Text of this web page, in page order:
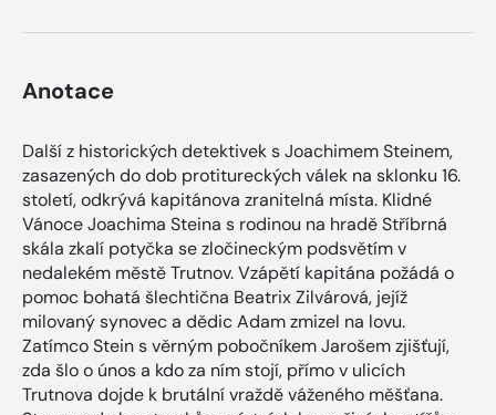
Anotace
Další z historických detektivek s Joachimem Steinem,
zasazených do dob protitureckých válek na sklonku 16.
století, odkrývá kapitánova zranitelná místa. Klidné
Vánoce Joachima Steina s rodinou na hradě Stříbrná
skála zkalí potyčka se zločineckým podsvětím v
nedalekém městě Trutnov. Vzápětí kapitána požádá o
pomoc bohatá šlechtična Beatrix Zilvárová, jejíž
milovaný synovec a dědic Adam zmizel na lovu.
Zatímco Stein s věrným pobočníkem Jarošem zjišťují,
zda šlo o únos a kdo za ním stojí, přímo v ulicích
Trutnova dojde k brutální vraždě váženého měšťana.